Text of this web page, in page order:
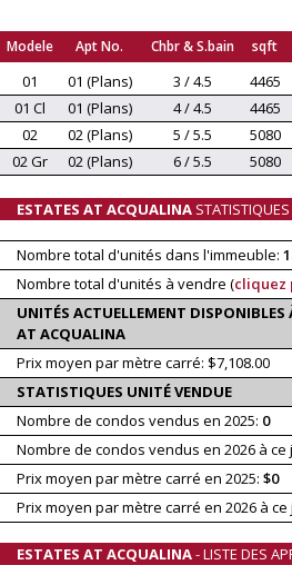
Modele Apt No. Chbr & S.bain sqft
01 01 (Plans) 3 / 4.5 4465
01 Cl
01 (Plans) 4 / 4.5 4465
02
02 (Plans) 5 / 5.5 5080
02 Gr
02 (Plans) 6 / 5.5 5080
ESTATES AT ACQUALINA STATISTIQUES
Nombre total d'unités dans l'immeuble:
Nombre total d'unités à vendre (cliquez
UNITÉS ACTUELLEMENT DISPONIBLES
AT ACQUALINA
Prix moyen par mètre carré: $7,108.00
STATISTIQUES UNITÉ VENDUE
Nombre de condos vendus en 2025: 0
Nombre de condos vendus en 2026 à ce
Prix moyen par mètre carré en 2025: $0
Prix moyen par mètre carré en 2026 à ce
ESTATES AT ACQUALINA- LISTE DES